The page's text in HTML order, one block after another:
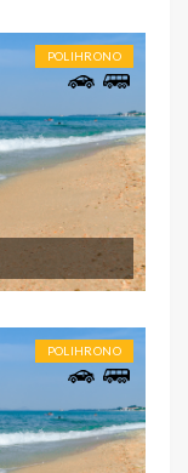
POLIHRONO
POLIHRONO